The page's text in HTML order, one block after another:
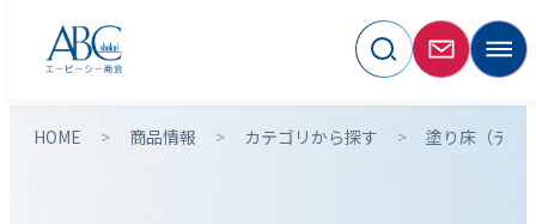
HOME 商品情報 カテゴリから探す 塗り床（デザ